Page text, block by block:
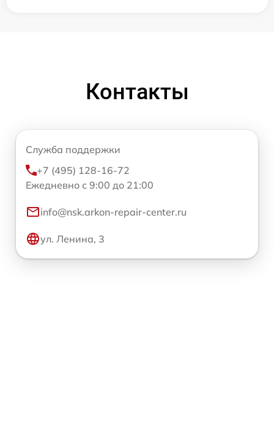
Контакты
Служба поддержки
+7 (495) 128-16-72
Ежедневно с 9:00 до 21:00
info@nsk.arkon-repair-center.ru
ул. Ленина, 3